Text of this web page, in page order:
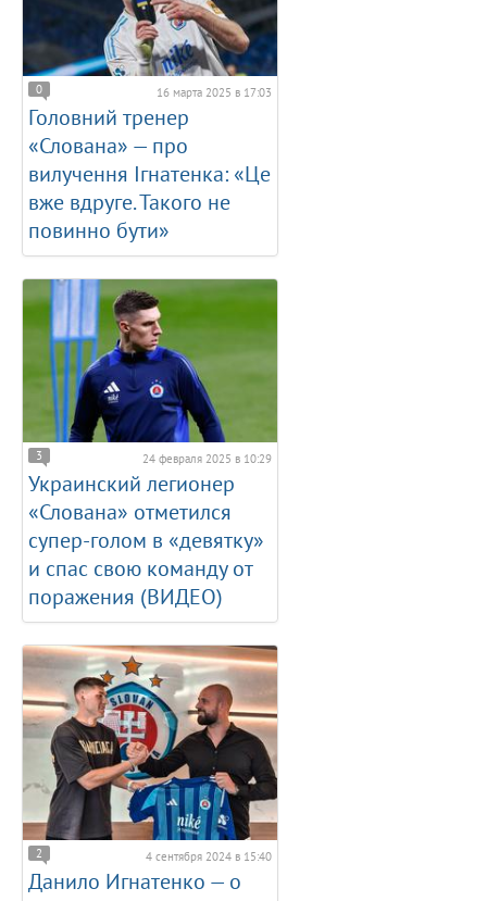
0 16 марта 2025 в 17:03
Головний тренер
«Слована» — про
вилучення Ігнатенка: «Це
вже вдруге. Такого не
повинно бути»
3 24 февраля 2025 в 10:29
Украинский легионер
«Слована» отметился
супер-голом в «девятку»
и спас свою команду от
поражения (ВИДЕО)
2 4 сентября 2024 в 15:40
Данило Игнатенко — о